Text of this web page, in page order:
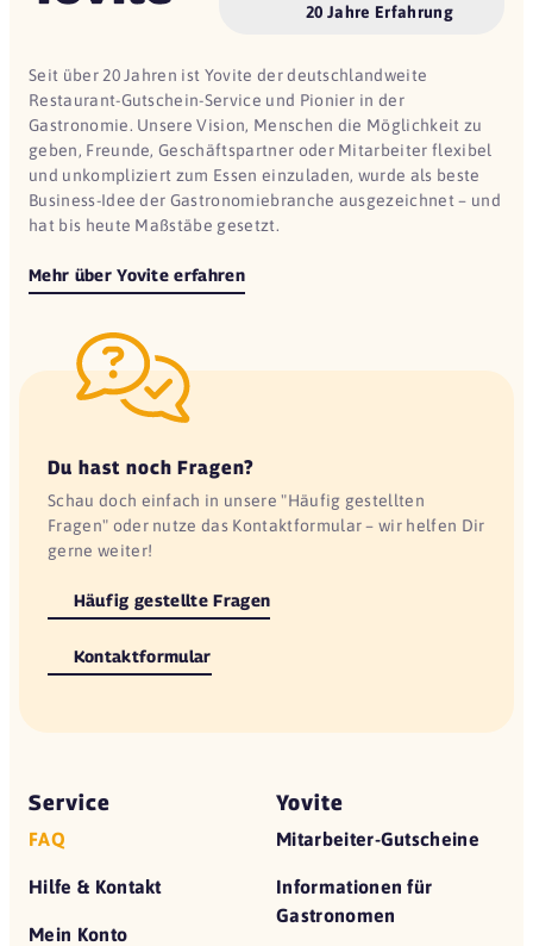
20 Jahre Erfahrung
Seit über 20 Jahren ist Yovite der deutschlandweite
Restaurant-Gutschein-Service und Pionier in der
Gastronomie. Unsere Vision, Menschen die Möglichkeit zu
geben, Freunde, Geschäftspartner oder Mitarbeiter flexibel
und unkompliziert zum Essen einzuladen, wurde als beste
Business-Idee der Gastronomiebranche ausgezeichnet – und
hat bis heute Maßstäbe gesetzt.
Mehr über Yovite erfahren
Du hast noch Fragen?
Schau doch einfach in unsere "Häufig gestellten
Fragen" oder nutze das Kontaktformular – wir helfen Dir
gerne weiter!
Häufig gestellte Fragen
Kontaktformular
Service
FAQ
Hilfe & Kontakt
Mein Konto
Yovite
Mitarbeiter-Gutscheine
Informationen für
Gastronomen